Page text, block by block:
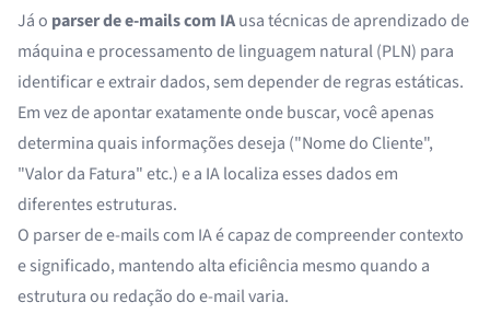
Já o parser de e-mails com IAusa técnicas de aprendizado de
máquina e processamento de linguagem natural (PLN) para
identificar e extrair dados, sem depender de regras estáticas.
Em vez de apontar exatamente onde buscar, você apenas
determina quais informações deseja ("Nome do Cliente",
"Valor da Fatura" etc.) e a IA localiza esses dados em
diferentes estruturas.
O parser de e-mails com IA é capaz de compreender contexto
e significado, mantendo alta eficiência mesmo quando a
estrutura ou redação do e-mail varia.